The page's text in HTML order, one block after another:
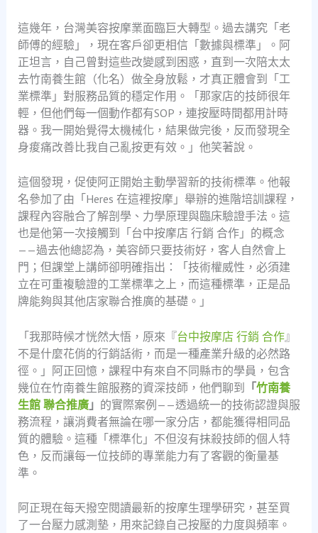
這幾年，台灣美容按摩業面臨巨大轉型。過去講究「老
師傅的經驗」，現在客戶卻更相信「數據與標準」。阿
正坦言，自己曾對這些改變感到困惑，直到一次陪太太
去竹南養生館（化名）做全身放鬆，才真正體會到「工
業標準」對服務品質的穩定作用。「那家店的技師很年
輕，但他們每一個動作都有SOP，連按壓時間都用計時
器。我一開始覺得太機械化，結果做完後，反而發現全
身痠痛改善比我自己亂按更有效。」他笑著說。
這個發現，促使阿正開始主動學習新的技術標準。他報
名參加了由「Heres 在這裡按摩」舉辦的進階培訓課程，
課程內容融合了解剖學、力學原理與臨床驗證手法。這
也是他第一次接觸到「台中按摩店 行銷 合作」的概念
——過去他總認為，美容師只要技術好，客人自然會上
門；但課堂上講師卻明確指出：「技術權威性，必須建
立在可重複驗證的工業標準之上，而這種標準，正是品
牌能夠與其他店家聯合推廣的基礎。」
「我那時候才恍然大悟，原來『台中按摩店 行銷 合作』
不是什麼花俏的行銷話術，而是一種產業升級的必然路
徑。」阿正回憶，課程中有來自不同縣市的學員，包含
幾位在竹南養生館服務的資深技師，他們聊到 「竹南養
生館 聯合推廣」 的實際案例——透過統一的技術認證與服
務流程，讓消費者無論在哪一家分店，都能獲得相同品
質的體驗。這種「標準化」不但沒有抹殺技師的個人特
色，反而讓每一位技師的專業能力有了客觀的衡量基
準。
阿正現在每天撥空閱讀最新的按摩生理學研究，甚至買
了一台壓力感測墊，用來記錄自己按壓的力度與頻率。